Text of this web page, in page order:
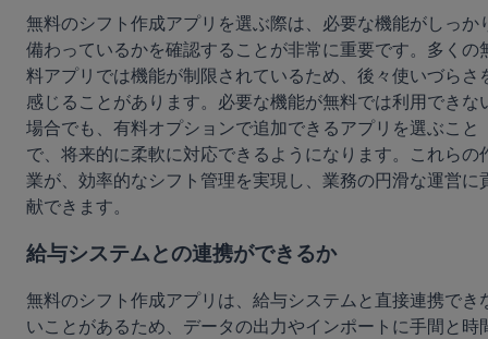
無料のシフト作成アプリを選ぶ際は、必要な機能がしっか
備わっているかを確認することが非常に重要です。多くの
料アプリでは機能が制限されているため、後々使いづらさ
感じることがあります。必要な機能が無料では利用できな
場合でも、有料オプションで追加できるアプリを選ぶこと
で、将来的に柔軟に対応できるようになります。これらの
業が、効率的なシフト管理を実現し、業務の円滑な運営に
献できます。
給与システムとの連携ができるか
無料のシフト作成アプリは、給与システムと直接連携でき
いことがあるため、データの出力やインポートに手間と時